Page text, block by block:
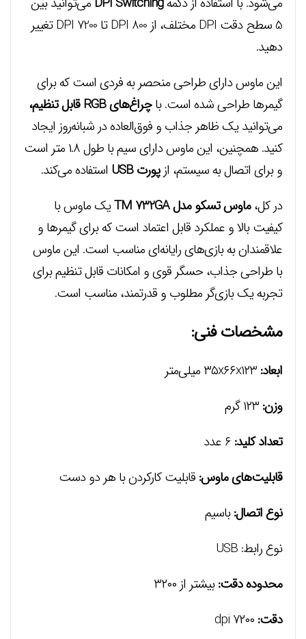
5 سطح دقت DPI مختلف، از 800 DPI تا 7200 DPI تغییر
دهید.
این ماوس دارای طراحی منحصر به فردی است که برای
گیمرها طراحی شده است. باچراغ‌های RGB قابل تنظیم،
می‌توانید یک ظاهر جذاب و فوق‌العاده در شبانه‌روز ایجاد
کنید. همچنین، این ماوس دارای سیم با طول ۱.۸ متر است
و برای اتصال به سیستم، ازپورت USB
استفاده می‌کند.
در کل،ماوس تسکو مدل TM 732GA
یک ماوس با
کیفیت بالا و عملکرد قابل اعتماد است که برای گیمرها و
علاقمندان به بازی‌های رایانه‌ای مناسب است. این ماوس
با طراحی جذاب، حسگر قوی و امکانات قابل تنظیم برای
تجربه یک بازی‌گر مطلوب و قدرتمند، مناسب است.
مشخصات فنی:
ابعاد:
وزن:
تعداد کلید:
قابلیت‌های ماوس: قابلیت کارکردن با هر دو دست
نوع اتصال:باسیم
نوع رابط: USB
محدوده دقت:بیشتر از ۳۲۰۰
دقت: